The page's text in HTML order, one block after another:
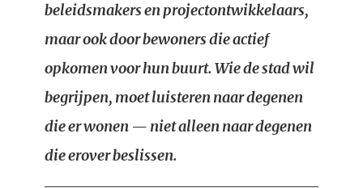
beleidsmakers en projectontwikkelaars,
maar ook door bewoners die actief
opkomen voor hun buurt. Wie de stad wil
begrijpen, moet luisteren naar degenen
die er wonen — niet alleen naar degenen
die erover beslissen.